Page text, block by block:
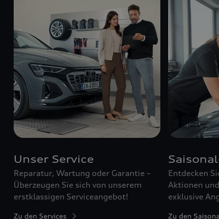
Unser Service
Reparatur, Wartung oder Garantie –
Überzeugen Sie sich von unserem
erstklassigen Serviceangebot!
Zu den Services
Entdecken
Aktionen
exklusive
Zu den